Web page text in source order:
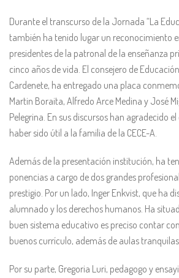
Durante el transcurso de la Jornada “La
también ha tenido lugar un reconocimiento
presidentes de la patronal de la enseñanza
cinco años de vida. El consejero de
Cardenete, ha entregado una placa
Martin Boraita, Alfredo Arce Medina y José
Pelegrina. En sus discursos han agradecido
haber sido útil a la familia de la CECE-A.
Además de la presentación institución, ha
ponencias a cargo de dos grandes
prestigio. Por un lado, Inger Enkvist, que ha
alumnado y los derechos humanos. Ha
buen sistema educativo es preciso contar
buenos currículo, además de aulas
Por su parte, Gregoria Luri, pedagogo y